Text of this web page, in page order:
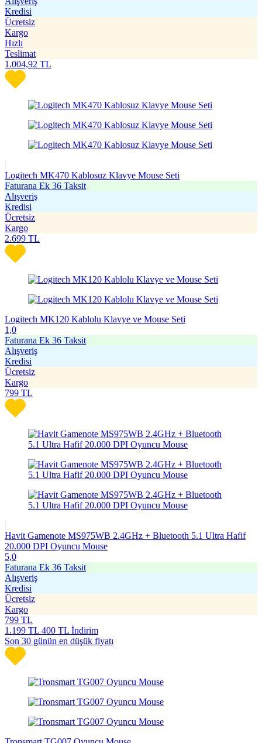
Kredisi
Ücretsiz
Kargo
Hızlı
Teslimat
1.004,92 TL
Logitech MK470 Kablosuz Klavye Mouse Seti
Faturana Ek 36 Taksit
Alışveriş
Kredisi
Ücretsiz
Kargo
2.699 TL
Logitech MK120 Kablolu Klavye ve Mouse Seti
1,0
Faturana Ek 36 Taksit
Alışveriş
Kredisi
Ücretsiz
Kargo
799 TL
Havit Gamenote MS975WB 2.4GHz + Bluetooth 5.1 Ultra Hafif
20.000 DPI Oyuncu Mouse
5,0
Faturana Ek 36 Taksit
Alışveriş
Kredisi
Ücretsiz
Kargo
799 TL
1.199 TL 400 TL İndirim
Son 30 günün en düşük fiyatı